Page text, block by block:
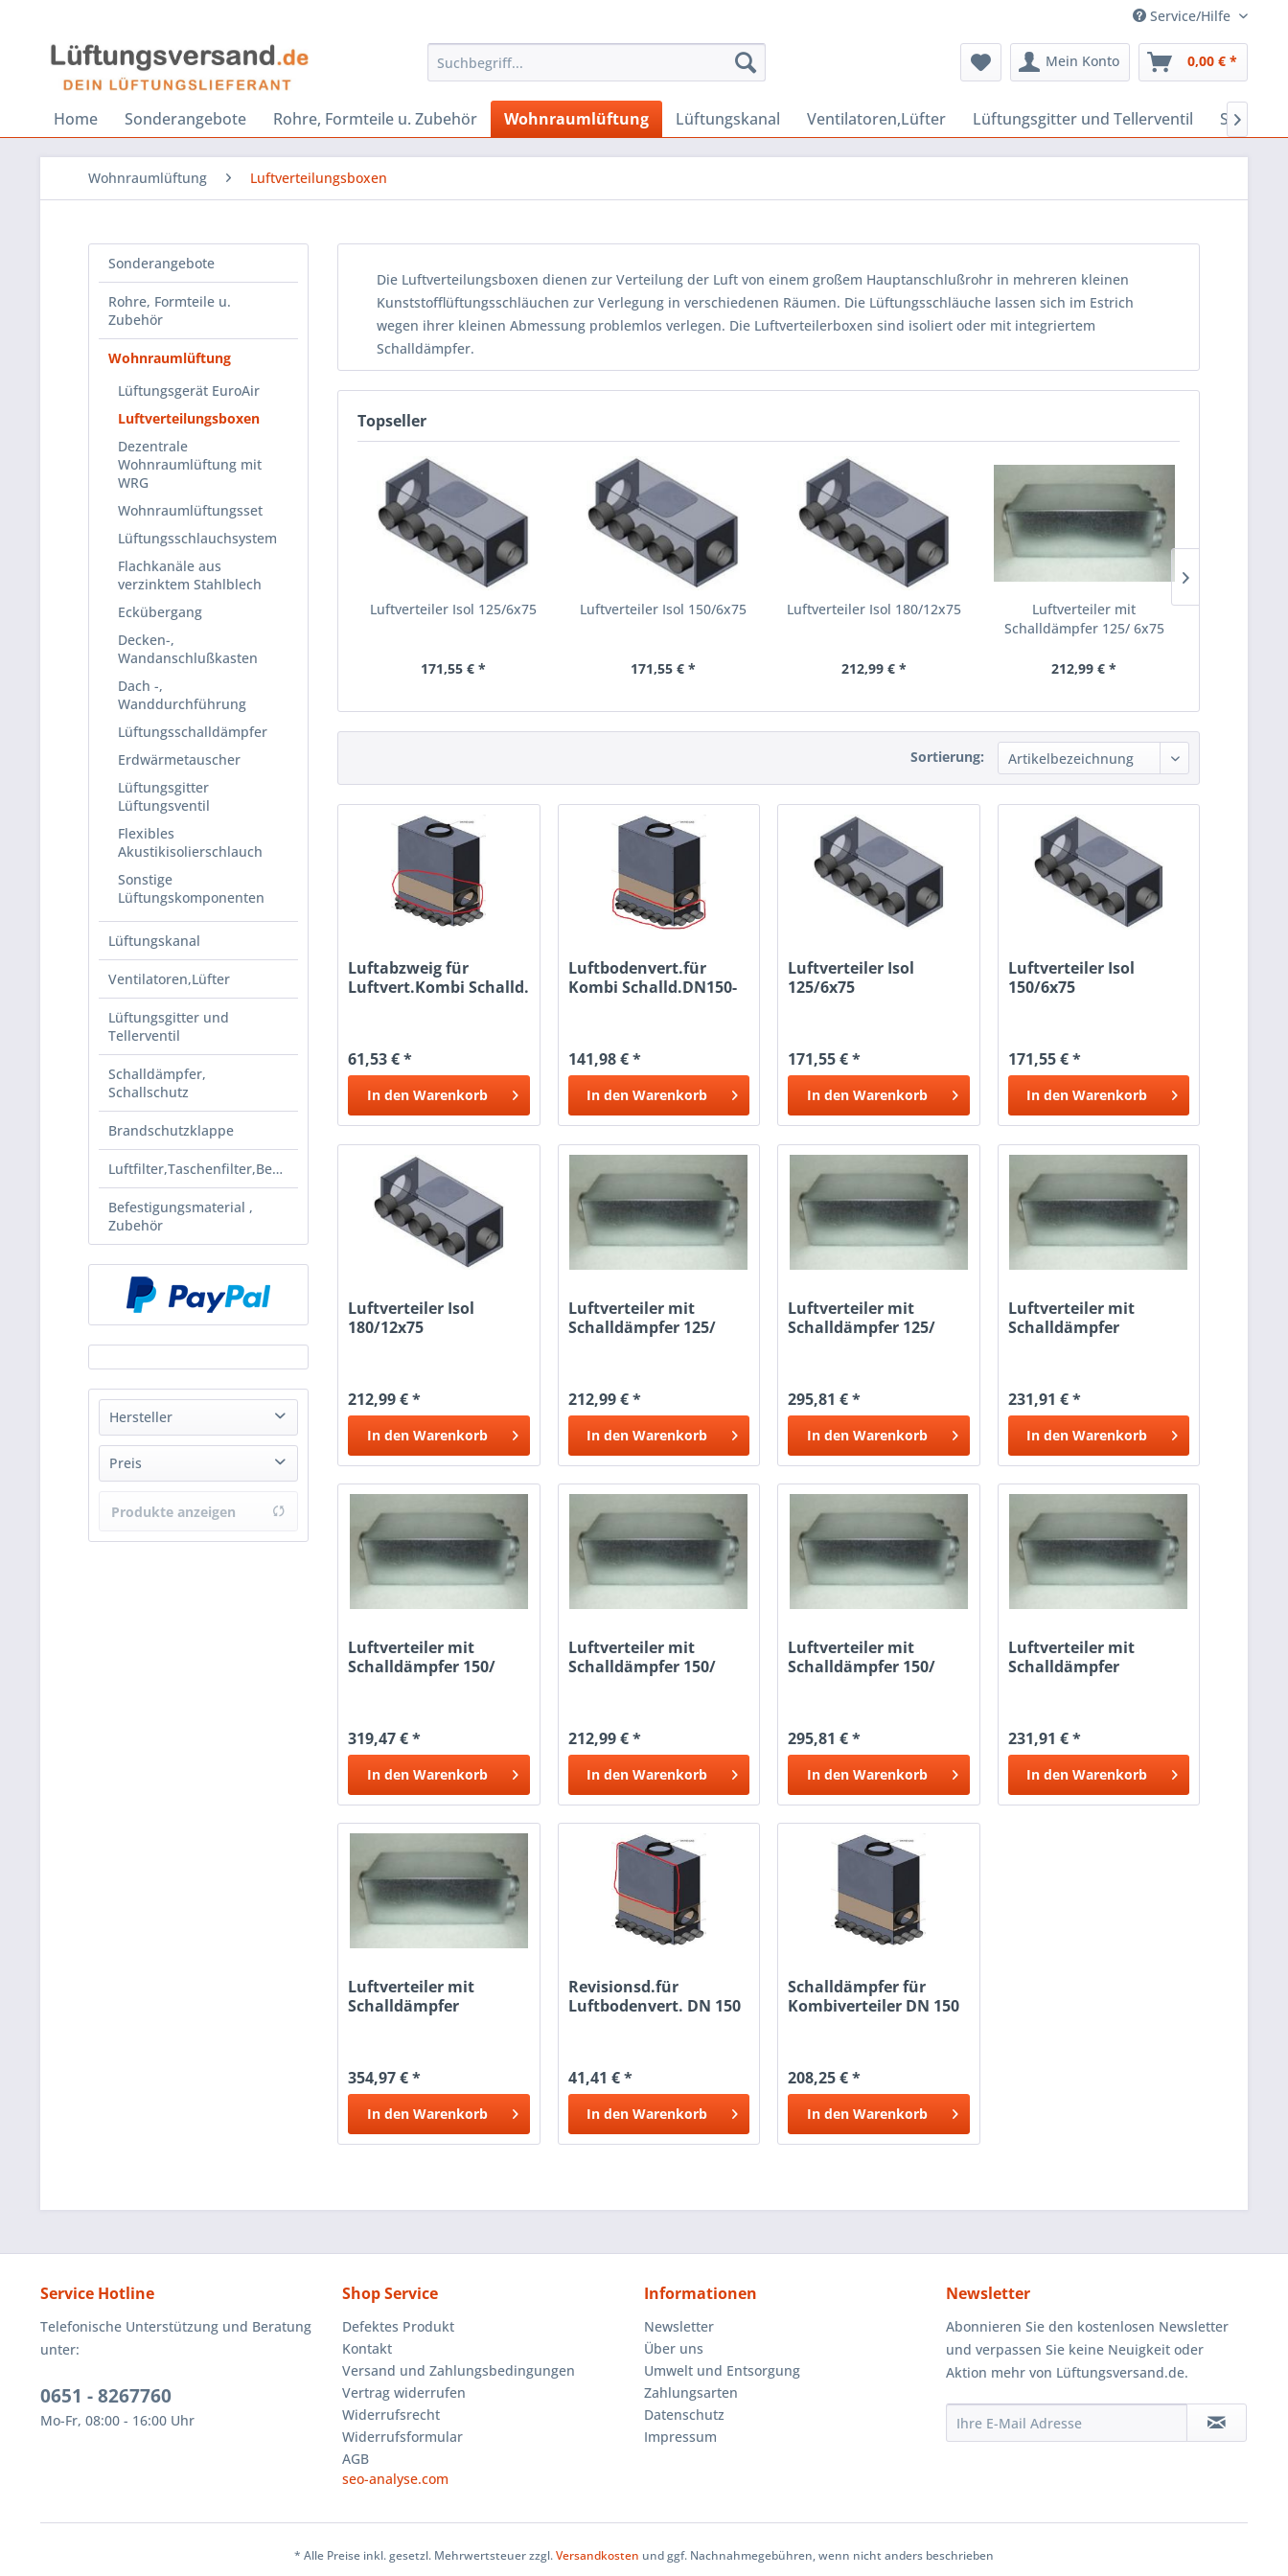
Service/Hilfe
Mein Konto 0,00 € *
Home Sonderangebote Rohre, Formteile u. Zubehör Wohnraumlüftung Lüftungskanal Ventilatoren,Lüfter Lüftungsgitter und Tellerventil 
Wohnraumlüftung Luftverteilungsboxen
Sonderangebote
Rohre, Formteile u.
Zubehör
Wohnraumlüftung
Lüftungsgerät EuroAir
Luftverteilungsboxen
Dezentrale
Wohnraumlüftung mit
WRG
Wohnraumlüftungsset
Lüftungsschlauchsystem
Flachkanäle aus
verzinktem Stahlblech
Eckübergang
Decken-,
Wandanschlußkasten
Dach -,
Wanddurchführung
Lüftungsschalldämpfer
Erdwärmetauscher
Lüftungsgitter
Lüftungsventil
Flexibles
Akustikisolierschlauch
Sonstige
Lüftungskomponenten
Lüftungskanal
Ventilatoren,Lüfter
Lüftungsgitter und
Tellerventil
Schalldämpfer,
Schallschutz
Brandschutzklappe
Luftfilter,Taschenfilter,Beutelf
Befestigungsmaterial ,
Zubehör
Hersteller
LGT GmbH
Preis
bis
Produkte anzeigen
Die Luftverteilungsboxen dienen zur Verteilung der Luft von einem großem Hauptanschlußrohr in mehreren kleinen
Kunststofflüftungsschläuchen zur Verlegung in verschiedenen Räumen. Die Lüftungsschläuche lassen sich im Estrich
wegen ihrer kleinen Abmessung problemlos verlegen. Die Luftverteilerboxen sind isoliert oder mit integriertem
Schalldämpfer.
Topseller
Luftverteiler Isol 125/6x75
171,55 € *
Luftverteiler Isol 150/6x75
171,55 € *
Luftverteiler Isol 180/12x75
212,99 € *
Luftverteiler mit
Schalldämpfer 125/ 6x75
212,99 € *
Sortierung:
Luftabzweig für
Luftvert.Kombi Schalld.
61,53 € *
In den Warenkorb
Luftbodenvert.für
Kombi Schalld.DN150-
141,98 € *
In den Warenkorb
Luftverteiler Isol
125/6x75
171,55 € *
In den Warenkorb
Luftverteiler Isol
150/6x75
171,55 € *
In den Warenkorb
Luftverteiler Isol
180/12x75
212,99 € *
In den Warenkorb
Luftverteiler mit
Schalldämpfer 125/
212,99 € *
In den Warenkorb
Luftverteiler mit
Schalldämpfer 125/
295,81 € *
In den Warenkorb
Luftverteiler mit
Schalldämpfer
231,91 € *
In den Warenkorb
Luftverteiler mit
Schalldämpfer 150/
319,47 € *
In den Warenkorb
Luftverteiler mit
Schalldämpfer 150/
212,99 € *
In den Warenkorb
Luftverteiler mit
Schalldämpfer 150/
295,81 € *
In den Warenkorb
Luftverteiler mit
Schalldämpfer
231,91 € *
In den Warenkorb
Luftverteiler mit
Schalldämpfer
354,97 € *
In den Warenkorb
Revisionsd.für
Luftbodenvert. DN 150
41,41 € *
In den Warenkorb
Schalldämpfer für
Kombiverteiler DN 150
208,25 € *
In den Warenkorb
Service Hotline
Telefonische Unterstützung und Beratung
unter:
0651 - 8267760
Mo-Fr, 08:00 - 16:00 Uhr
Shop Service
Defektes Produkt
Kontakt
Versand und Zahlungsbedingungen
Vertrag widerrufen
Widerrufsrecht
Widerrufsformular
AGB
seo-analyse.com
Informationen
Newsletter
Über uns
Umwelt und Entsorgung
Zahlungsarten
Datenschutz
Impressum
Newsletter
Abonnieren Sie den kostenlosen Newsletter
und verpassen Sie keine Neuigkeit oder
Aktion mehr von Lüftungsversand.de.
* Alle Preise inkl. gesetzl. Mehrwertsteuer zzgl.Versandkosten und ggf. Nachnahmegebühren, wenn nicht anders beschrieben